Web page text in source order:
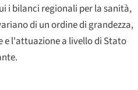
i bilanci regionali per la sanità,
di un ordine di grandezza,
l'attuazione a livello di Stato